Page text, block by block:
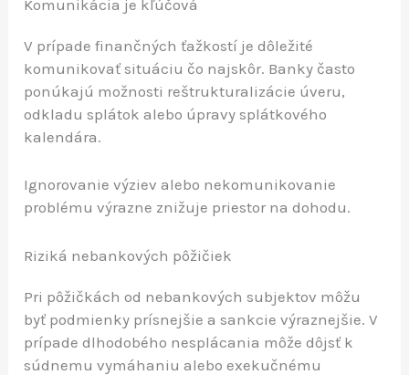
Komunikácia je kľúčová
V prípade finančných ťažkostí je dôležité
komunikovať situáciu čo najskôr. Banky často
ponúkajú možnosti reštrukturalizácie úveru,
odkladu splátok alebo úpravy splátkového
kalendára.
Ignorovanie výziev alebo nekomunikovanie
problému výrazne znižuje priestor na dohodu.
Riziká nebankových pôžičiek
Pri pôžičkách od nebankových subjektov môžu
byť podmienky prísnejšie a sankcie výraznejšie. V
prípade dlhodobého nesplácania môže dôjsť k
súdnemu vymáhaniu alebo exekučnému